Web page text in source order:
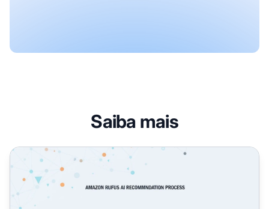
Saiba mais
Como o Assistente de IA da Amazon Recomenda